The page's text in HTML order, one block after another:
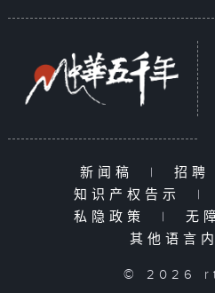
新闻稿 | 招聘
知识产权告示
|
私隐政策
| 无
其他语言
© 2026